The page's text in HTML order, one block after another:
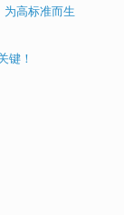
高标准而生
键！